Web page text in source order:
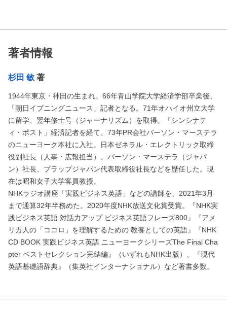
著者情報
杉田 敏 著
1944年東京・神田の生まれ。66年青山学院大学経済学部卒業後、
「朝日イブニングニュース」記者となる。71年オハイオ州立大学
に留学、翌年修士号（ジャーナリズム）を取得。「シンシナテ
ィ・ポスト」経済記者を経て、73年PR会社バーソン・マーステラ
のニューヨーク本社に入社。日本ゼネラル・エレクトリック取締
役副社長（人事・広報担当）、バーソン・マーステラ（ジャパ
ン）社長、プラップジャパン代表取締役社長などを歴任した。現
在は昭和女子大学客員教授。
NHKラジオ講座「実践ビジネス英語」などの講師を、2021年3月
まで通算32年半務めた。2020年度NHK放送文化賞受賞。『NHK実
践ビジネス英語 対話力アップ ビジネス英語フレーズ800』『アメ
リカ人の「ココロ」を理解するための 教養としての英語』『NHK
CD BOOK 実践ビジネス英語 ニューヨークシリーズThe Final Cha
pter ベストセレクション完結編』（いずれもNHK出版）、『現代
英語基礎語辞典』（集英社インターナショナル）など著書多数。